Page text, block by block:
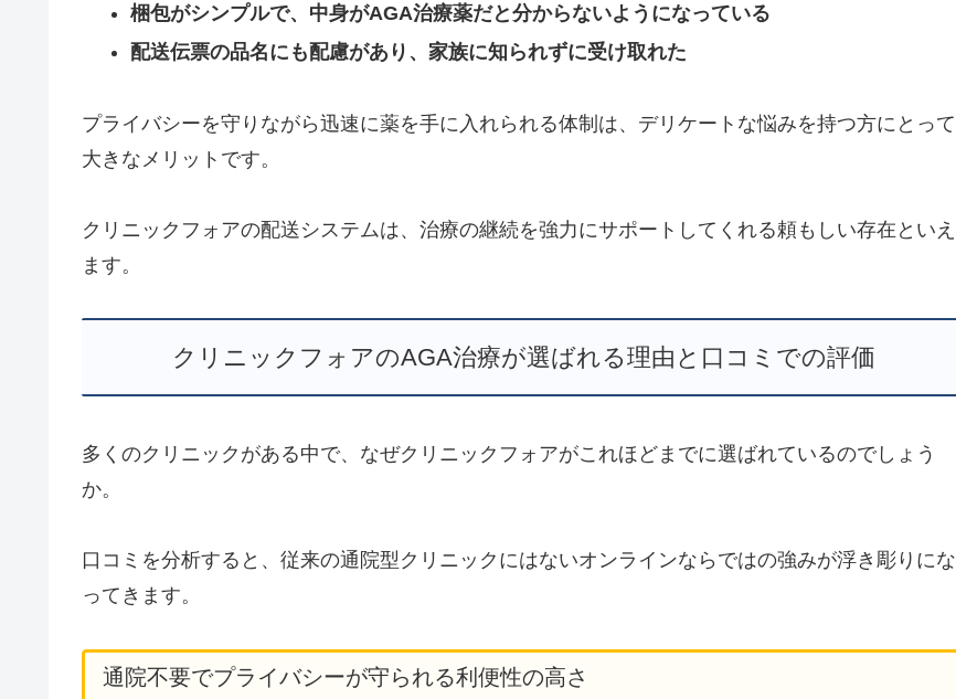
梱包がシンプルで、中身がAGA治療薬だと分からないようになっている
配送伝票の品名にも配慮があり、家族に知られずに受け取れた
プライバシーを守りながら迅速に薬を手に入れられる体制は、デリケートな悩みを持つ方にとって
大きなメリットです。
クリニックフォアの配送システムは、治療の継続を強力にサポートしてくれる頼もしい存在といえ
ます。
クリニックフォアのAGA治療が選ばれる理由と口コミでの評価
多くのクリニックがある中で、なぜクリニックフォアがこれほどまでに選ばれているのでしょう
か。
口コミを分析すると、従来の通院型クリニックにはないオンラインならではの強みが浮き彫りにな
ってきます。
通院不要でプライバシーが守られる利便性の高さ